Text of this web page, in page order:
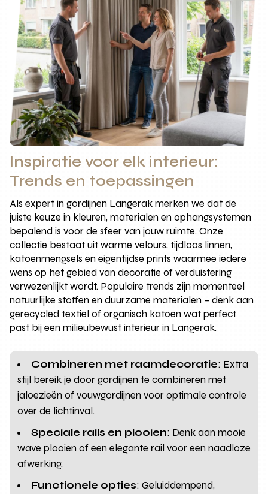
Inspiratie voor elk interieur:
Trends en toepassingen
Als expert in gordijnen Langerak merken we dat de
juiste keuze in kleuren, materialen en ophangsystemen
bepalend is voor de sfeer van jouw ruimte. Onze
collectie bestaat uit warme velours, tijdloos linnen,
katoenmengsels en eigentijdse prints waarmee iedere
wens op het gebied van decoratie of verduistering
verwezenlijkt wordt. Populaire trends zijn momenteel
natuurlijke stoffen en duurzame materialen – denk aan
gerecycled textiel of organisch katoen wat perfect
past bij een milieubewust interieur in Langerak.
Combineren met raamdecoratie: Extra
stijl bereik je door gordijnen te combineren met
jaloezieën of vouwgordijnen voor optimale controle
over de lichtinval.
Speciale rails en plooien: Denk aan mooie
wave plooien of een elegante rail voor een naadloze
afwerking.
Functionele opties: Geluiddempend,